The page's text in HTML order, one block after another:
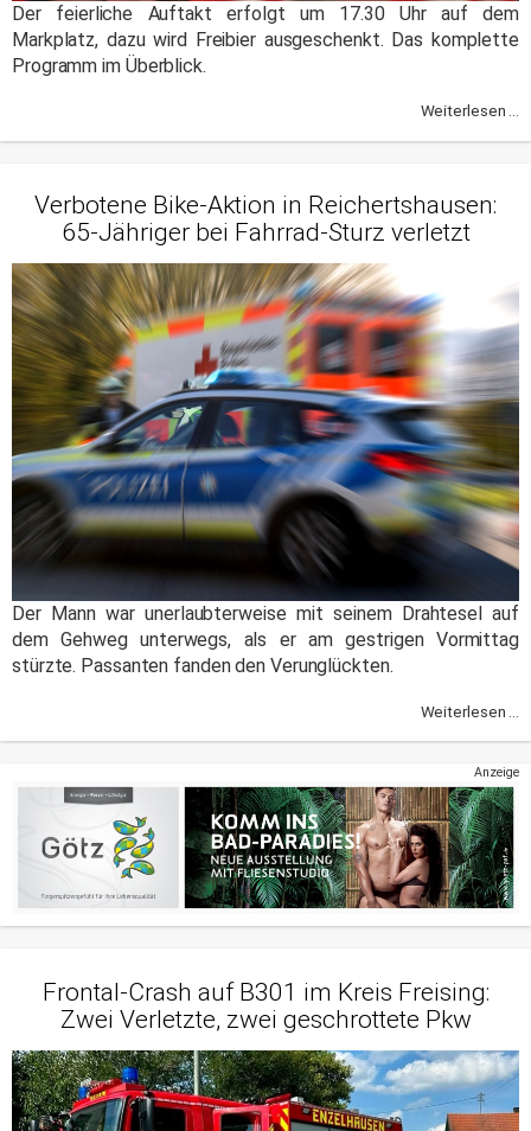
Der feierliche Auftakt erfolgt um 17.30 Uhr auf dem
Markplatz, dazu wird Freibier ausgeschenkt. Das komplette
Programm im Überblick.
Weiterlesen ...
Verbotene Bike-Aktion in Reichertshausen:
65-Jähriger bei Fahrrad-Sturz verletzt
Der Mann war unerlaubterweise mit seinem Drahtesel auf
dem Gehweg unterwegs, als er am gestrigen Vormittag
stürzte. Passanten fanden den Verunglückten.
Weiterlesen ...
Anzeige
Frontal-Crash auf B301 im Kreis Freising:
Zwei Verletzte, zwei geschrottete Pkw